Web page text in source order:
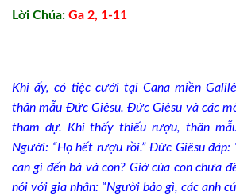
Lời Chúa: Ga 2, 1-11
Khi ấy, có tiệc cưới tại Cana miền
thân mẫu Ðức Giêsu. Ðức Giêsu và các
tham dự. Khi thấy thiếu rượu, thân
Người: “Họ hết rượu rồi.” Ðức Giêsu đáp:
can gì đến bà và con? Giờ của con chưa
nói với gia nhân: “Người bảo gì, các anh